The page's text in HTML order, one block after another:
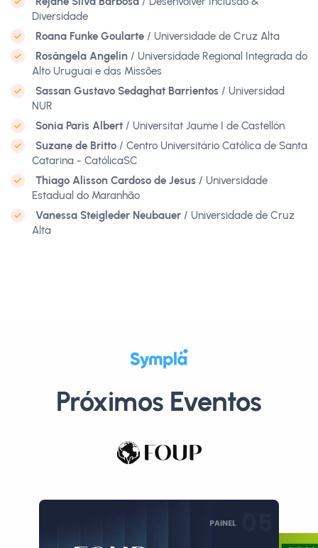
Diversidade
Roana Funke Goularte / Universidade de Cruz Alta
Rosângela Angelin / Universidade Regional Integrada do
Alto Uruguai e das Missões
Sassan Gustavo Sedaghat Barrientos / Universidad
NUR
Sonia Paris Albert / Universitat Jaume I de Castellón
Suzane de Britto / Centro Universitário Católica de Santa
Catarina - CatólicaSC
Thiago Alisson Cardoso de Jesus / Universidade
Estadual do Maranhão
Vanessa Steigleder Neubauer / Universidade de Cruz
Alta
Próximos Eventos